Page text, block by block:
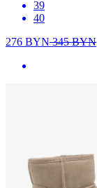
39
40
276 BYN345BYN